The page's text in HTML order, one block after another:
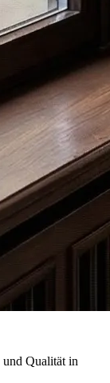
und Qualität in